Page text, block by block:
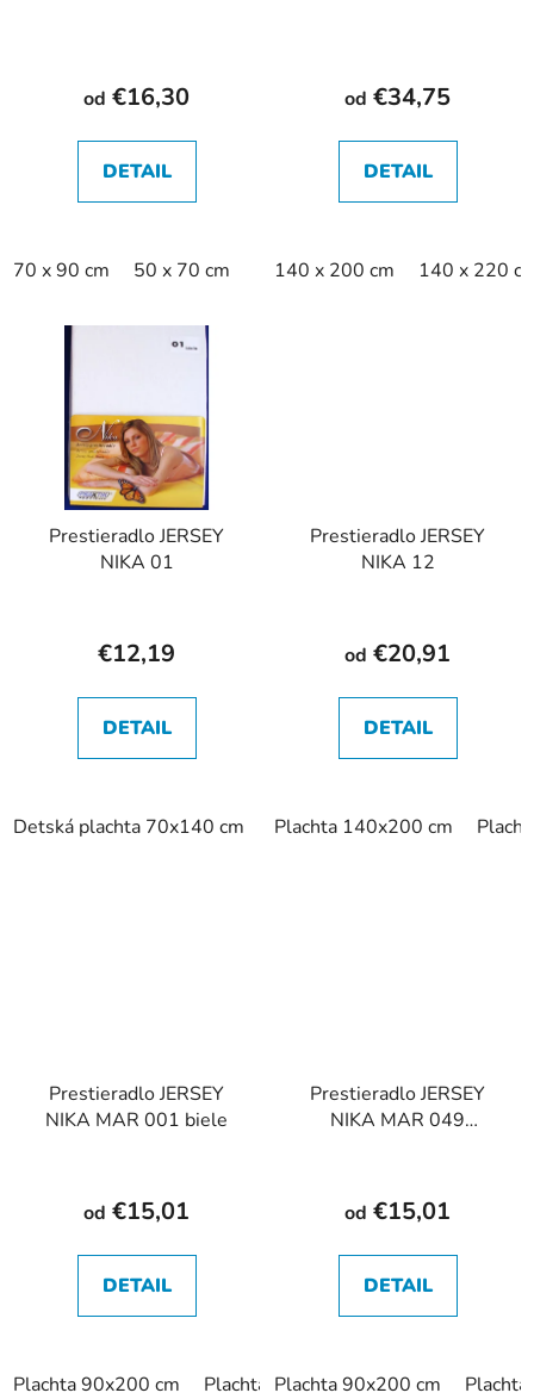
od €16,30
DETAIL
70 x 90 cm 50 x 70 cm
od €34,75
DETAIL
140 x 200 cm 140 x 220
Prestieradlo JERSEY
NIKA 01
€12,19
DETAIL
Detská plachta 70x140 cm
Prestieradlo JERSEY
NIKA 12
od €20,91
DETAIL
Plachta 140x200 cm
Prestieradlo JERSEY
NIKA MAR 001 biele
od €15,01
DETAIL
Plachta 90x200 cm Plachta 120x200 cm Plachta
Prestieradlo JERSEY
NIKA MAR 049
od €15,01
DETAIL
Plachta 90x200 cm